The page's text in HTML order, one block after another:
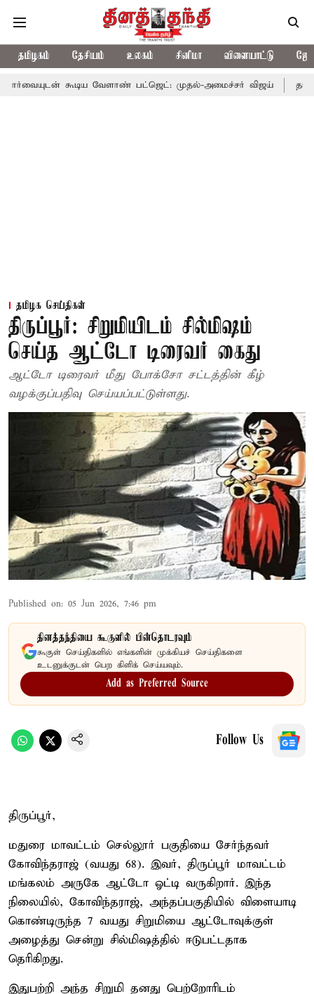
தமிழகம் தேசியம் உலகம் சினிமா விளையாட்டு
வேளாண் பட்ஜெட்: முதல்-அமைச்சர் விஜய் தமிழக
தமிழக செய்திகள்
திருப்பூர்: சிறுமியிடம் சில்மிஷம்
செய்த ஆட்டோ டிரைவர் கைது
ஆட்டோ டிரைவர் மீது போக்சோ சட்டத்தின் கீழ்
வழக்குப்பதிவு செய்யப்பட்டுள்ளது.
Published on: 05 Jun 2026, 7:46 pm
தினத்தந்தியை கூகுளில் பின்தொடரவும்
கூகுள் செய்திகளில் எங்களின் முக்கியச் செய்திகளை
உடனுக்குடன் பெற கிளிக் செய்யவும்.
Add as Preferred Source
Follow Us
திருப்பூர்,
மதுரை மாவட்டம் செல்லூர் பகுதியை சேர்ந்தவர்
கோவிந்தராஜ் (வயது 68). இவர், திருப்பூர் மாவட்டம்
மங்கலம் அருகே ஆட்டோ ஓட்டி வருகிறார். இந்த
நிலையில், கோவிந்தராஜ், அந்தப்பகுதியில் விளையாடி
கொண்டிருந்த 7 வயது சிறுமியை ஆட்டோவுக்குள்
அழைத்து சென்று சில்மிஷத்தில் ஈடுபட்டதாக
தெரிகிறது.
இதுபற்றி அந்த சிறுமி தனது பெற்றோரிடம்